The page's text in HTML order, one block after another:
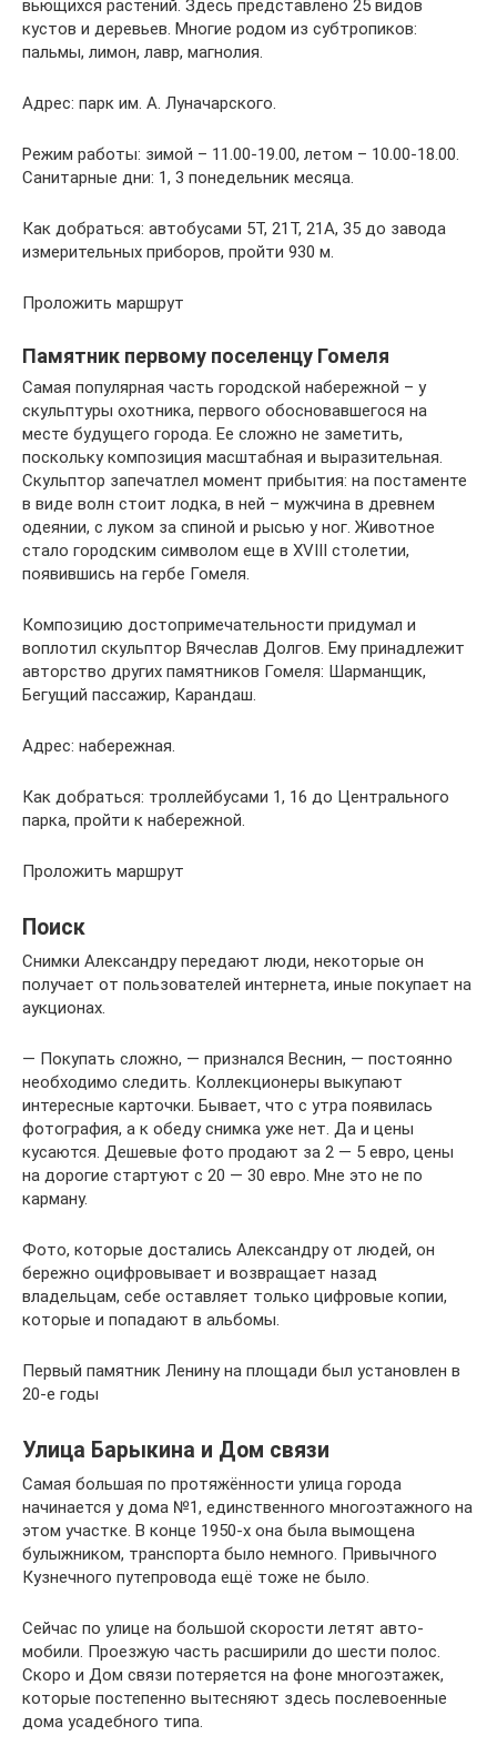
вьющихся растений. Здесь представлено 25 видов
кустов и деревьев. Многие родом из субтропиков:
пальмы, лимон, лавр, магнолия.
Адрес: парк им. А. Луначарского.
Режим работы: зимой – 11.00-19.00, летом – 10.00-18.00.
Санитарные дни: 1, 3 понедельник месяца.
Как добраться: автобусами 5Т, 21Т, 21А, 35 до завода
измерительных приборов, пройти 930 м.
Проложить маршрут
Памятник первому поселенцу Гомеля
Самая популярная часть городской набережной – у
скульптуры охотника, первого обосновавшегося на
месте будущего города. Ее сложно не заметить,
поскольку композиция масштабная и выразительная.
Скульптор запечатлел момент прибытия: на постаменте
в виде волн стоит лодка, в ней – мужчина в древнем
одеянии, с луком за спиной и рысью у ног. Животное
стало городским символом еще в XVIII столетии,
появившись на гербе Гомеля.
Композицию достопримечательности придумал и
воплотил скульптор Вячеслав Долгов. Ему принадлежит
авторство других памятников Гомеля: Шарманщик,
Бегущий пассажир, Карандаш.
Адрес: набережная.
Как добраться: троллейбусами 1, 16 до Центрального
парка, пройти к набережной.
Проложить маршрут
Поиск
Снимки Александру передают люди, некоторые он
получает от пользователей интернета, иные покупает на
аукционах.
— Покупать сложно, — признался Веснин, — постоянно
необходимо следить. Коллекционеры выкупают
интересные карточки. Бывает, что с утра появилась
фотография, а к обеду снимка уже нет. Да и цены
кусаются. Дешевые фото продают за 2 — 5 евро, цены
на дорогие стартуют с 20 — 30 евро. Мне это не по
карману.
Фото, которые достались Александру от людей, он
бережно оцифровывает и возвращает назад
владельцам, себе оставляет только цифровые копии,
которые и попадают в альбомы.
Первый памятник Ленину на площади был установлен в
20-е годы
Улица Барыкина и Дом связи
Самая большая по протяжённости улица горо­да
начинается у дома №1, единственного многоэ­тажного на
этом участке. В конце 1950-х она бы­ла вымощена
булыжником, транспорта было не­много. Привычного
Кузнечного путепровода ещё тоже не было.
Сейчас по улице на большой скорости летят авто­
мобили. Проезжую часть расширили до шести по­лос.
Скоро и Дом связи потеряется на фоне много­этажек,
которые постепенно вытесняют здесь по­слевоенные
дома усадебного типа.